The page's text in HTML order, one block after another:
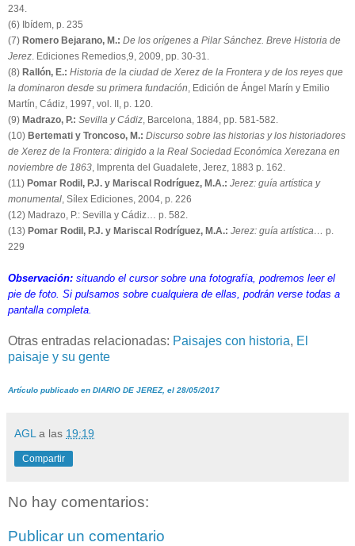
234.
(6) Ibídem, p. 235
(7) Romero Bejarano, M.: De los orígenes a Pilar Sánchez. Breve Historia de
Jerez. Ediciones Remedios,9, 2009, pp. 30-31.
(8) Rallón, E.: Historia de la ciudad de Xerez de la Frontera y de los reyes que
la dominaron desde su primera fundación, Edición de Ángel Marín y Emilio
Martín, Cádiz, 1997, vol. II, p. 120.
(9) Madrazo, P.: Sevilla y Cádiz, Barcelona, 1884, pp. 581-582.
(10) Bertemati y Troncoso, M.: Discurso sobre las historias y los historiadores
de Xerez de la Frontera: dirigido a la Real Sociedad Económica Xerezana en
noviembre de 1863, Imprenta del Guadalete, Jerez, 1883 p. 162.
(11) Pomar Rodil, P.J. y Mariscal Rodríguez, M.A.: Jerez: guía artística y
monumental, Sílex Ediciones, 2004, p. 226
(12) Madrazo, P.: Sevilla y Cádiz… p. 582.
(13) Pomar Rodil, P.J. y Mariscal Rodríguez, M.A.: Jerez: guía artística… p.
229
Observación: situando el cursor sobre una fotografía, podremos leer el
pie de foto. Si pulsamos sobre cualquiera de ellas, podrán verse todas a
pantalla completa.
Otras entradas relacionadas: Paisajes con historia, El
paisaje y su gente
Artículo publicado en DIARIO DE JEREZ, el 28/05/2017
AGL a las 19:19
Compartir
No hay comentarios:
Publicar un comentario